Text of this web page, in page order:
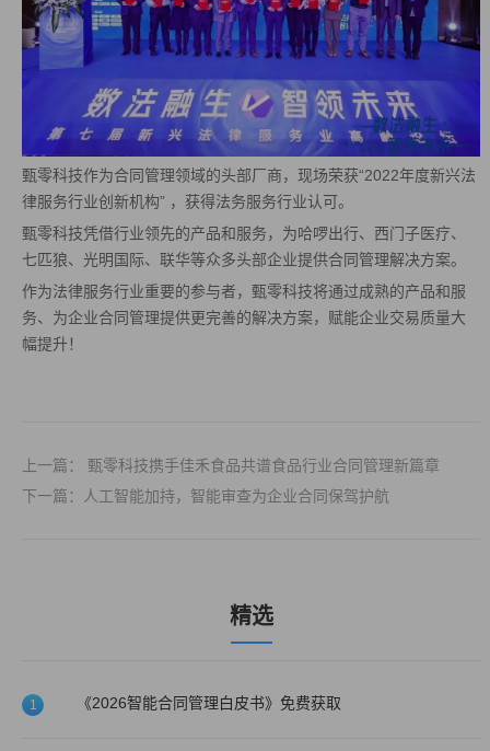
甄零科技作为合同管理领域的头部厂商，现场荣获“2022年度新兴法
律服务行业创新机构” ，获得法务服务行业认可。
甄零科技凭借行业领先的产品和服务，为哈啰出行、西门子医疗、
七匹狼、光明国际、联华等众多头部企业提供合同管理解决方案。
作为法律服务行业重要的参与者，甄零科技将通过成熟的产品和服
务、为企业合同管理提供更完善的解决方案，赋能企业交易质量大
幅提升！
上一篇： 甄零科技携手佳禾食品共谱食品行业合同管理新篇章
下一篇：人工智能加持，智能审查为企业合同保驾护航
精选
1 《2026智能合同管理白皮书》免费获取